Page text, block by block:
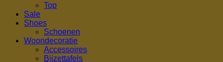
Top
Sale
Shoes
Schoenen
Woondecoratie
Accessoires
Bijzettafels